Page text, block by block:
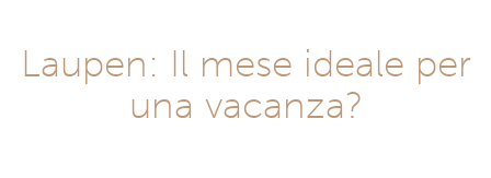
Laupen: Il mese ideale per
una vacanza?